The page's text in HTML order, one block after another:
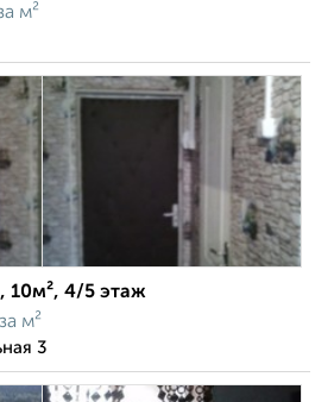
м²
10м², 4/5 этаж
за м²
3